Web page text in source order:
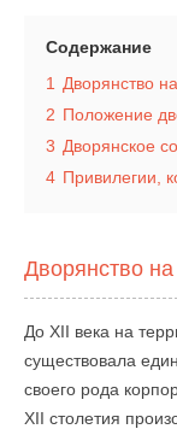
Содержание
1
Дворянство
2 Положение
3 Дворянское
4 Привилегии,
Дворянство
До XII века на
существовала
своего рода
XII столетия